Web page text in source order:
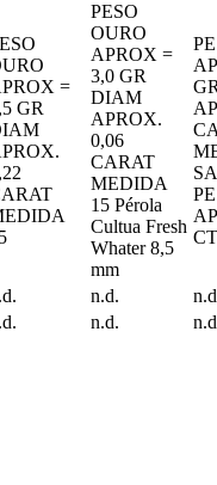
=
GR
PESO
OURO
APROX =
3,0 GR
DIAM
APROX.
0,06
CARAT
MEDIDA
15 Pérola
Cultua Fresh
Whater 8,5
mm
n.d.
n.d.